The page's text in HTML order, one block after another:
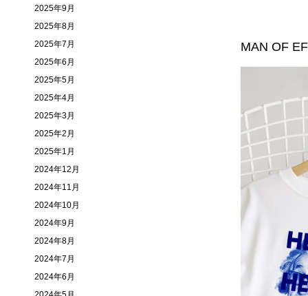
2025年9月
2025年8月
2025年7月
2025年6月
2025年5月
2025年4月
2025年3月
2025年2月
2025年1月
2024年12月
2024年11月
2024年10月
2024年9月
2024年8月
2024年7月
2024年6月
MAN OF